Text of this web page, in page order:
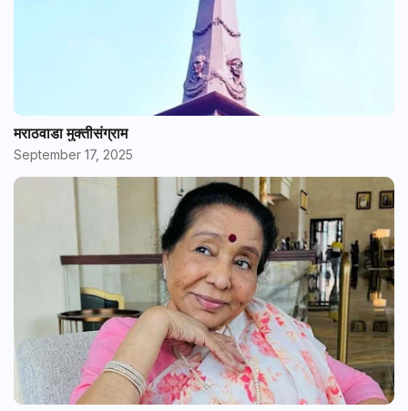
मराठवाडा मुक्तीसंग्राम
September 17, 2025